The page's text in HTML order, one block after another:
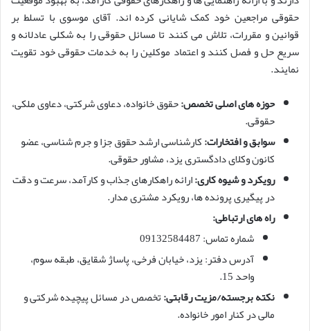
حقوقی مراجعین خود کمک شایانی کرده اند. آقای موسوی با تسلط بر
قوانین و مقررات، تلاش می کنند تا مسائل حقوقی را به شکلی عادلانه و
سریع حل و فصل کنند و اعتماد موکلین را به خدمات حقوقی خود تقویت
نمایند.
حوزه های اصلی تخصص:حقوق خانواده، دعاوی شرکتی، دعاوی ملکی،
حقوقی.
سوابق و افتخارات:کارشناسی ارشد حقوق جزا و جرم شناسی، عضو
کانون وکلای دادگستری یزد، مشاور حقوقی.
رویکرد و شیوه کاری:ارائه راهکارهای جذاب و کارآمد، سرعت و دقت
در پیگیری پرونده ها، رویکرد مشتری مدار.
راه های ارتباطی:
شماره تماس: 09132584487
آدرس دفتر: یزد، خیابان فرخی، پاساژ شقایق، طبقه سوم،
واحد 15.
نکته برجسته/مزیت رقابتی:تخصص در مسائل پیچیده شرکتی و
مالی در کنار امور خانواده.